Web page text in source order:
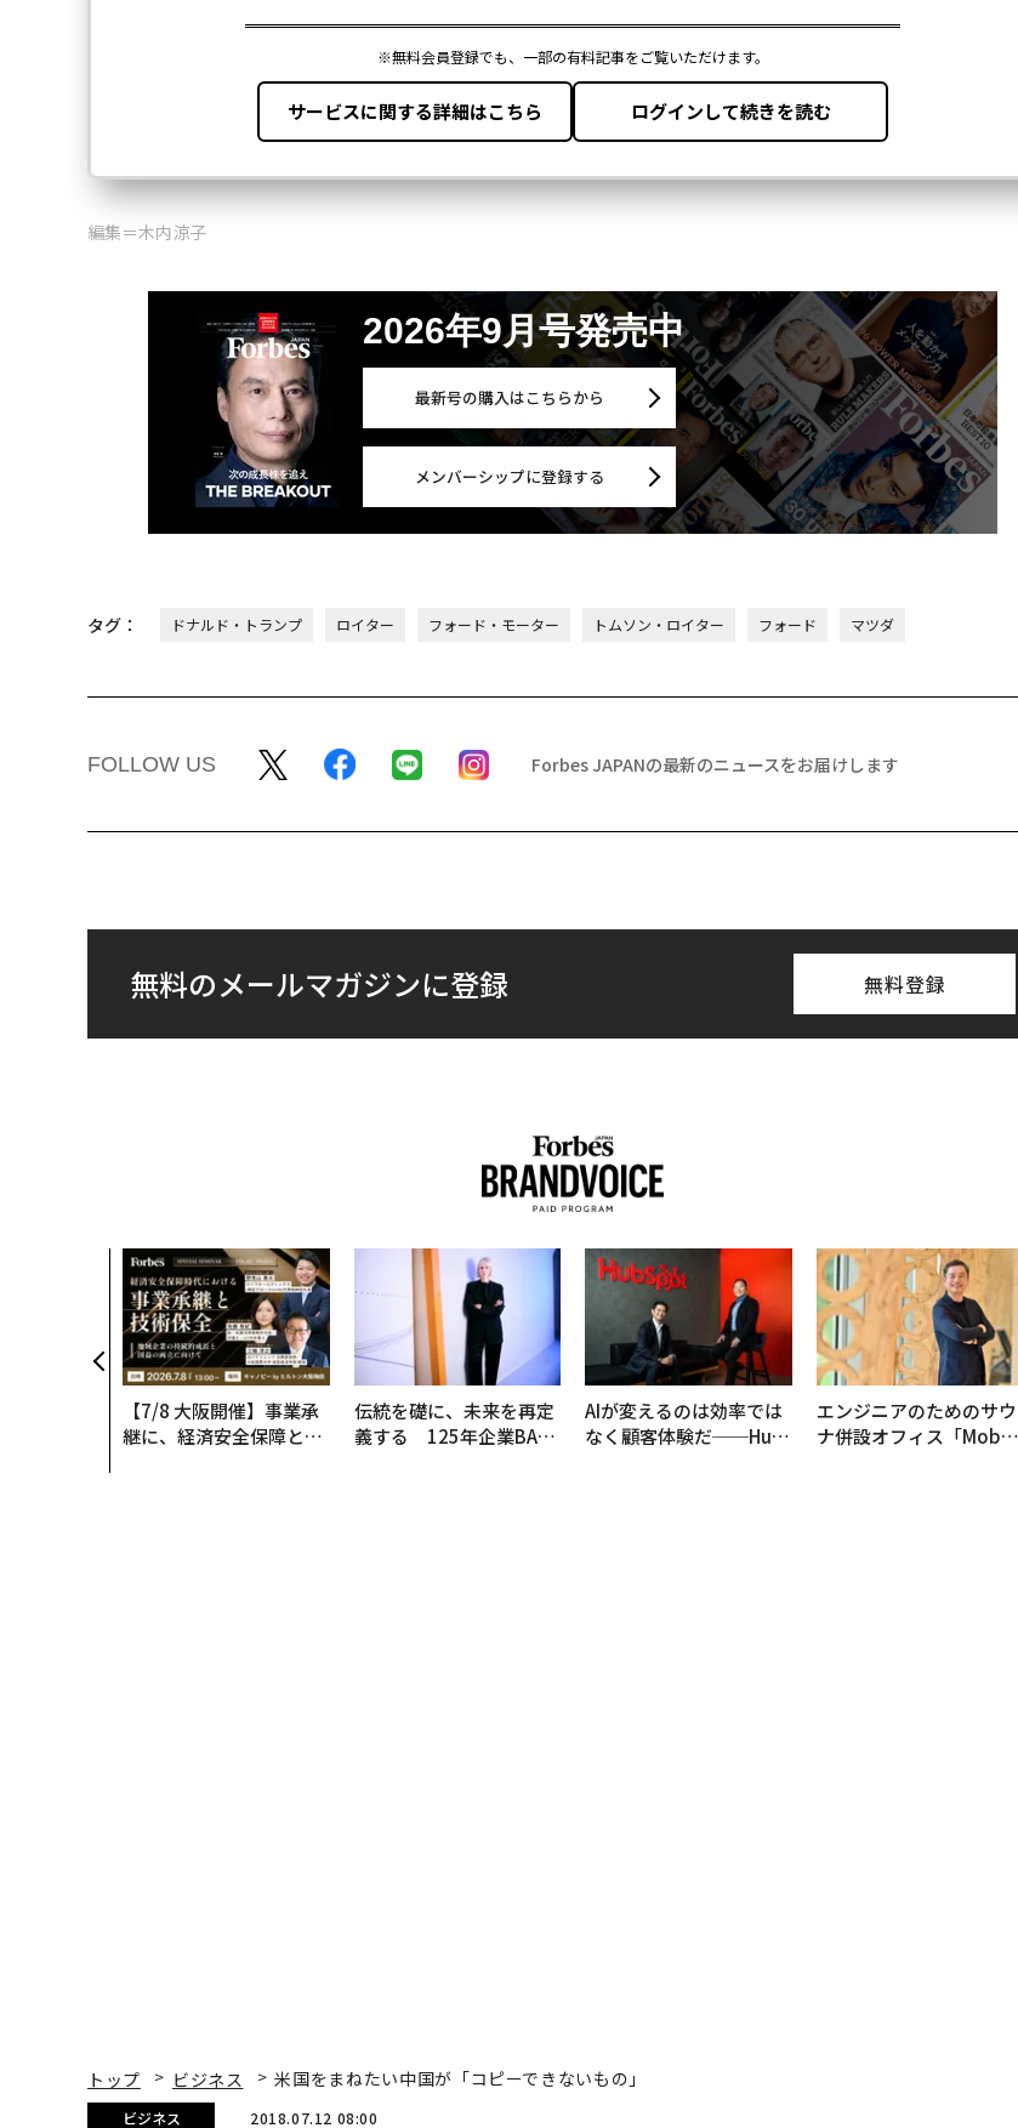
編集＝木内涼子
2026年9月号発売中
最新号の購入はこちらから
メンバーシップに登録する
タグ： ドナルド・トランプ ロイター フォード・モーター トムソン・ロイター フォード マツダ
FOLLOW US Forbes JAPANの最新のニュースをお届けします
無料のメールマガジンに登録 無料登録
【7/8 大阪開催】事業承
継に、経済安全保障とい
伝統を礎に、未来を再定
義する 125年企業BAT
AIが変えるのは効率では
なく顧客体験だ──Hub
エンジニアのためのサウ
ナ併設オフィス「Mobiu